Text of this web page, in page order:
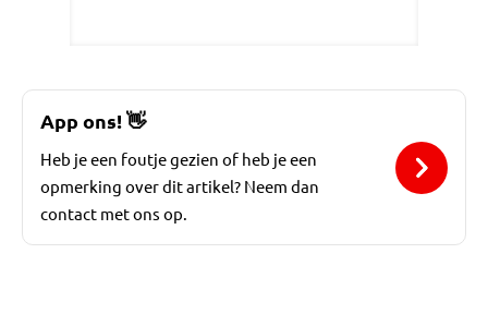
App ons!👋
Heb je een foutje gezien of heb je een
opmerking over dit artikel? Neem dan
contact met ons op.